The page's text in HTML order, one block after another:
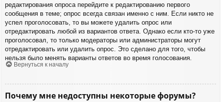
редактирования опроса перейдите к редактированию первого
сообщения в теме; опрос всегда связан именно с ним. Если никто не
успел проголосовать, то вы можете удалить опрос или
отредактировать любой из вариантов ответа. Однако если кто-то уже
проголосовал, то только модераторы или администраторы могут
отредактировать или удалить опрос. Это сделано для того, чтобы
нельзя было менять варианты ответов во время голосования.
Вернуться к началу
Почему мне недоступны некоторые форумы?